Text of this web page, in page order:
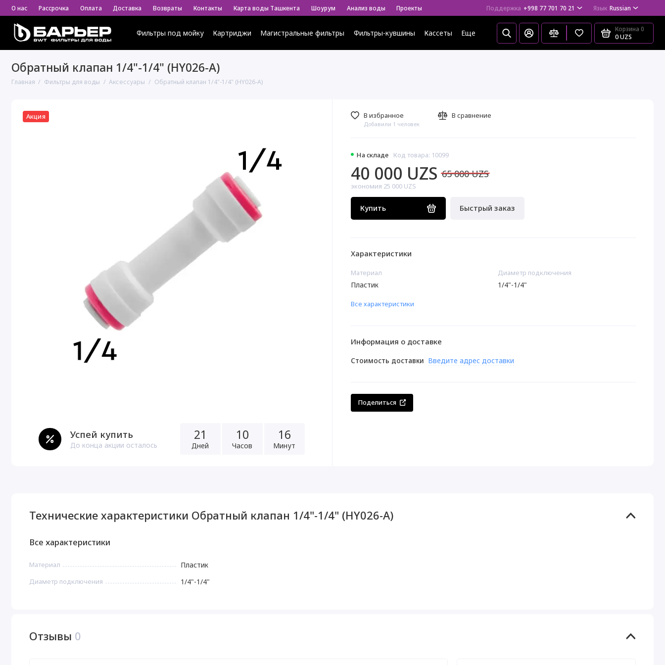
О нас Рассрочка Оплата Доставка Возвраты Контакты Карта воды Ташкента Шоурум Анализ воды Проекты Поддержка +998 77 701 70 21 Язык Russian
Фильтры под мойку Картриджи Магистральные фильтры Фильтры-кувшины Кассеты Еще Корзина 0
0 UZS
Обратный клапан 1/4"-1/4" (HY026-A)
Главная Фильтры для воды Аксессуары Обратный клапан 1/4"-1/4" (HY026-A)
Акция
Успей купить
До конца акции осталось
21
Дней
10
Часов
16
Минут
На складе Код товара: 10099
40 000 UZS 65 000 UZS
экономия 25 000 UZS
Купить Быстрый заказ
В избранное
Добавили 1 человек
В сравнение
Характеристики
Материал
Пластик
Диаметр подключения
1/4"-1/4"
Все характеристики
Информация о доставке
Стоимость доставки Введите адрес доставки
Поделиться
Технические характеристики Обратный клапан 1/4"-1/4" (HY026-A)
Все характеристики
Материал Пластик
Диаметр подключения 1/4"-1/4"
Отзывы 0